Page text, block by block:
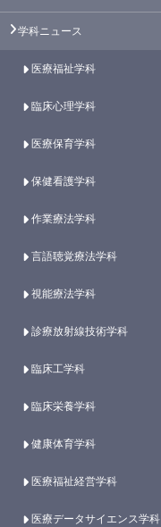
学科ニュース
医療福祉学科
臨床心理学科
医療保育学科
保健看護学科
作業療法学科
言語聴覚療法学科
視能療法学科
診療放射線技術学科
臨床工学科
臨床栄養学科
健康体育学科
医療福祉経営学科
医療データサイエンス学科